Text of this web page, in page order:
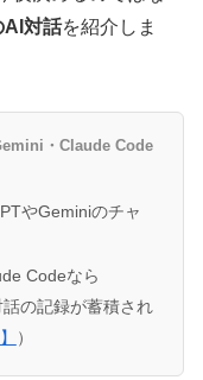
AI対話を紹介しま
・Claude Code
やGeminiのチャ
Codeなら
の記録が蓄積され
）